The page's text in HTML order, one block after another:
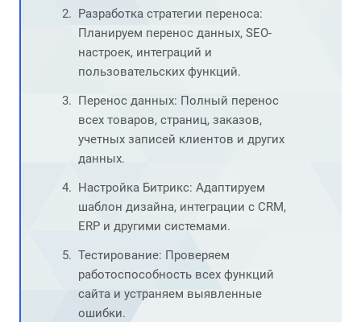
Разработка стратегии переноса:
Планируем перенос данных, SEO-
настроек, интеграций и
пользовательских функций.
Перенос данных: Полный перенос
всех товаров, страниц, заказов,
учетных записей клиентов и других
данных.
Настройка Битрикс: Адаптируем
шаблон дизайна, интеграции с CRM,
ERP и другими системами.
Тестирование: Проверяем
работоспособность всех функций
сайта и устраняем выявленные
ошибки.